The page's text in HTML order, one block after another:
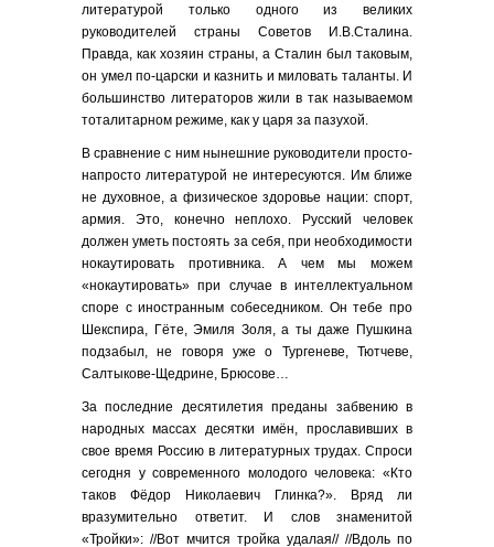
литературой только одного из великих
руководителей страны Советов И.В.Сталина.
Правда, как хозяин страны, а Сталин был таковым,
он умел по-царски и казнить и миловать таланты. И
большинство литераторов жили в так называемом
тоталитарном режиме, как у царя за пазухой.
В сравнение с ним нынешние руководители просто-
напросто литературой не интересуются. Им ближе
не духовное, а физическое здоровье нации: спорт,
армия. Это, конечно неплохо. Русский человек
должен уметь постоять за себя, при необходимости
нокаутировать противника. А чем мы можем
«нокаутировать» при случае в интеллектуальном
споре с иностранным собеседником. Он тебе про
Шекспира, Гёте, Эмиля Золя, а ты даже Пушкина
подзабыл, не говоря уже о Тургеневе, Тютчеве,
Салтыкове-Щедрине, Брюсове…
За последние десятилетия преданы забвению в
народных массах десятки имён, прославивших в
свое время Россию в литературных трудах. Спроси
сегодня у современного молодого человека: «Кто
таков Фёдор Николаевич Глинка?». Вряд ли
вразумительно ответит. И слов знаменитой
«Тройки»: //Вот мчится тройка удалая// //Вдоль по